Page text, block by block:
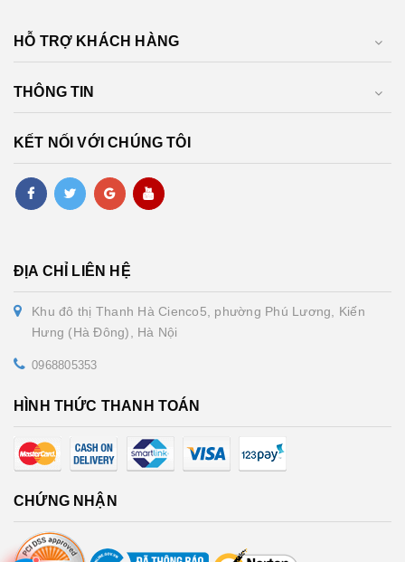
HỖ TRỢ KHÁCH HÀNG
THÔNG TIN
KẾT NỐI VỚI CHÚNG TÔI
ĐỊA CHỈ LIÊN HỆ
Khu đô thị Thanh Hà Cienco5, phường Phú Lương, Kiến
Hưng (Hà Đông), Hà Nội
0968805353
HÌNH THỨC THANH TOÁN
CHỨNG NHẬN